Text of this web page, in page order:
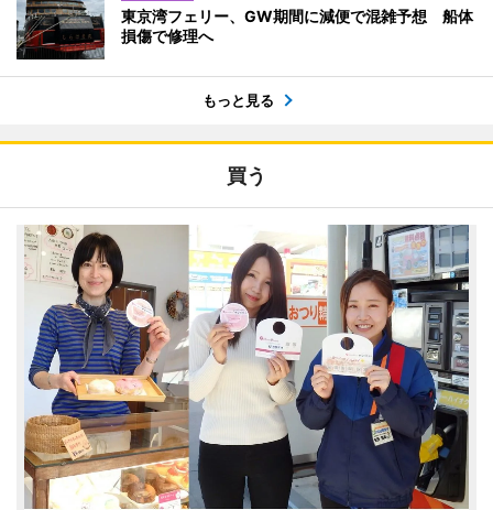
東京湾フェリー、GW期間に減便で混雑予想 船体
損傷で修理へ
もっと見る
買う